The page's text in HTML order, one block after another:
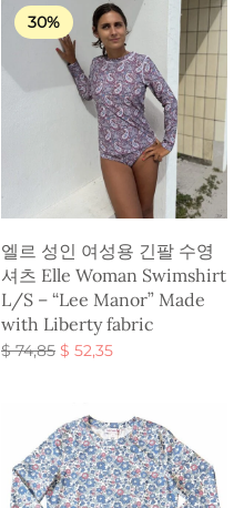
30%
엘르 성인 여성용 긴팔 수영
셔츠 Elle Woman Swimshirt
L/S – “Lee Manor” Made
with Liberty fabric
$74,85 원래 가
$ 52,35현재 가